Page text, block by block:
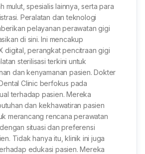
mulut, spesialis lainnya, serta para
Peralatan dan teknologi
pelayanan perawatan gigi
di sini. Ini mencakup
digital, perangkat pencitraan gigi
sterilisasi terkini untuk
dan kenyamanan pasien. Dokter
Clinic berfokus pada
terhadap pasien. Mereka
dan kekhawatiran pasien
merancang rencana perawatan
situasi dan preferensi
Tidak hanya itu, klinik ini juga
edukasi pasien. Mereka